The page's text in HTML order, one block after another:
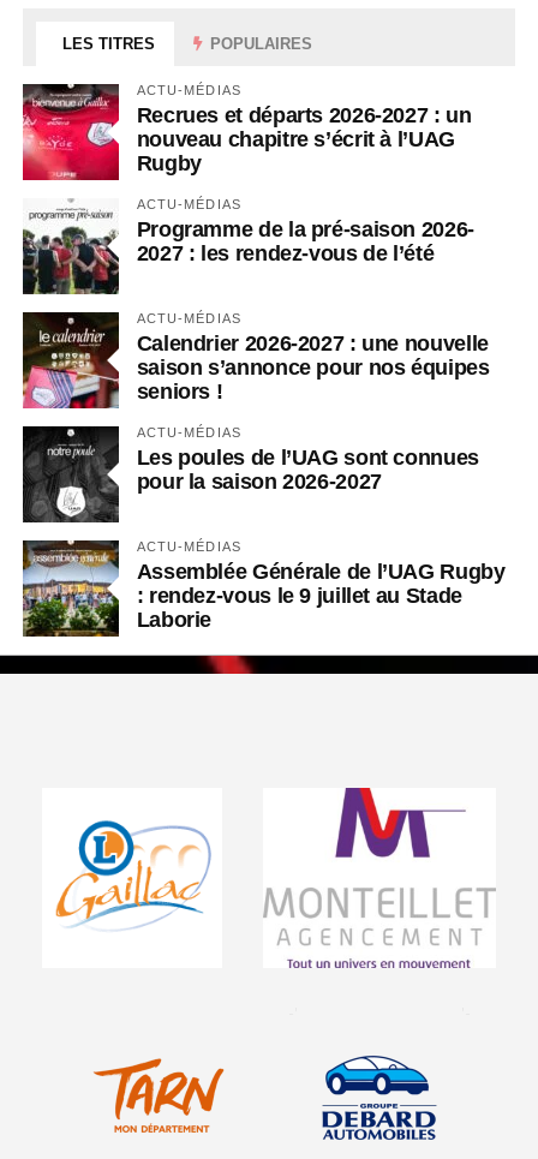
LES TITRES POPULAIRES
ACTU-MÉDIAS
Recrues et départs 2026-2027 : un
nouveau chapitre s’écrit à l’UAG
Rugby
ACTU-MÉDIAS
Programme de la pré-saison 2026-
2027 : les rendez-vous de l’été
ACTU-MÉDIAS
Calendrier 2026-2027 : une nouvelle
saison s’annonce pour nos équipes
seniors !
ACTU-MÉDIAS
Les poules de l’UAG sont connues
pour la saison 2026-2027
ACTU-MÉDIAS
Assemblée Générale de l’UAG Rugby
: rendez-vous le 9 juillet au Stade
Laborie